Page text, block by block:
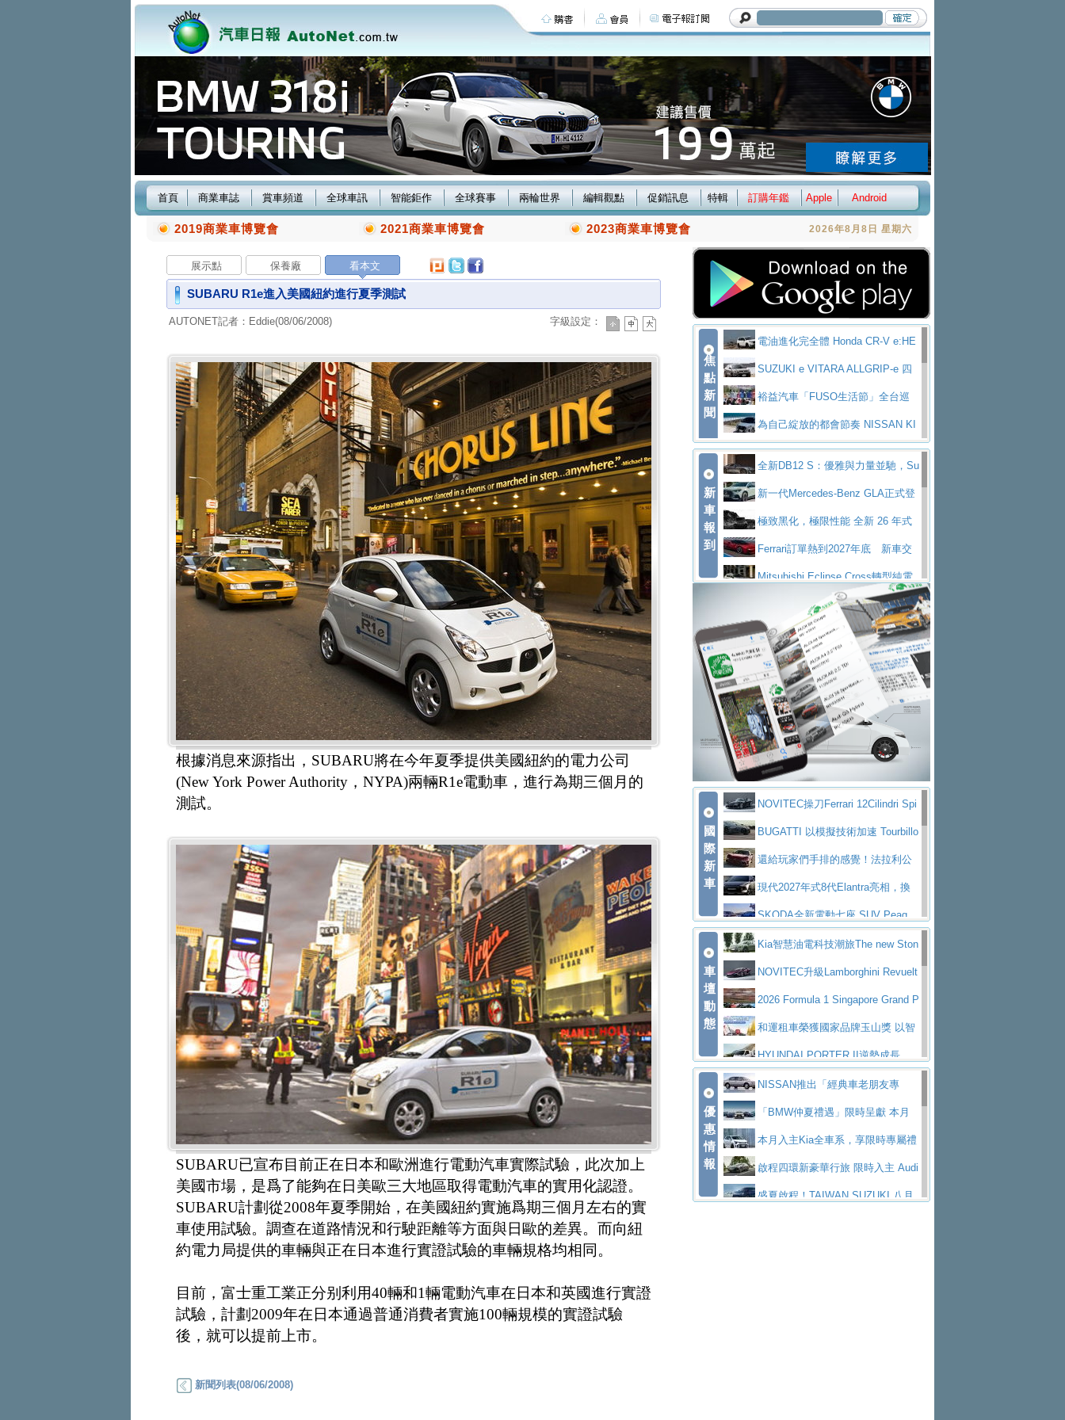
首頁 商業車誌 賞車頻道 全球車訊 智能鉅作 全球賽事 兩輪世界 編輯觀點 促銷訊息 特輯 訂購年鑑 Apple Android
2019商業車博覽會 2021商業車博覽會 2023商業車博覽會 2026年8月8日 星期六
展示點 保養廠 看本文
SUBARU R1e進入美國紐約進行夏季測試
AUTONET記者：Eddie(08/06/2008) 字級設定：
根據消息來源指出，SUBARU將在今年夏季提供美國紐約的電力公司
(New York Power Authority，NYPA)兩輛R1e電動車，進行為期三個月的
測試。
SUBARU已宣布目前正在日本和歐洲進行電動汽車實際試驗，此次加上
美國市場，是爲了能夠在日美歐三大地區取得電動汽車的實用化認證。
SUBARU計劃從2008年夏季開始，在美國紐約實施爲期三個月左右的實
車使用試驗。調查在道路情況和行駛距離等方面與日歐的差異。而向紐
約電力局提供的車輛與正在日本進行實證試驗的車輛規格均相同。
目前，富士重工業正分别利用40輛和1輛電動汽車在日本和英國進行實證
試驗，計劃2009年在日本通過普通消費者實施100輛規模的實證試驗
後，就可以提前上市。
新聞列表(08/06/2008)
焦
點
新
聞
電油進化完全體 Honda CR-V e:HE
V PrestigeSUZUKI e VITARA ALLGRIP-e 四
驅精神的純電新詮釋
裕益汽車「FUSO生活節」全台巡
迴 結合生活體驗、交通安全與購車優惠
為自己綻放的都會節奏 NISSAN KI
CKS SAKURA為品味獨具層峰買家打造的頂級座
駕，MAZDA CX-90 33T AWD Premium Ca
ptain Seat
EV
技的座駕! Ford Territory中型油電休旅
SO Super Great今日在台登場，結合先進安
ntis四品牌經銷權，全新多品牌旗艦展示中
心開幕啟用
屏東特搜大隊再添新利器 SITRAK
救助器材車買氣不衰、SUZUKI經銷商勇於開啟
全新大店，新北都鈴木占地500坪土城旗艦
展示中心開幕
2025第七屆ISUZU運轉職人挑戰賽
熱血登場 展現極致車技與專業職人精神
H2GP世界總決賽圓滿落幕 台灣團
隊表現精彩淨零減碳指標性應用 純電動水泥預
拌車 消防車除了滅火裝備還需要什麼？
一探SITRAK “準” 消防車的究竟
大益金龍初試啼聲，汽柴油5噸貨車
不是對手正宗年鑑2025年全球自動車年鑑1月
下旬問世！2024第六屆ISUZU運轉職人挑戰賽
首度前進南台灣熱烈開戰
豪華電能休旅新星 Audi Q4 Sportba
ck 55 e-tron S lineScania Taiwan 逆風而行，加深力
道投資布局
新
車
報
到
全新DB12 S：優雅與力量並馳，Su
per Tourer的顛峰之作
新一代Mercedes-Benz GLA正式登
場 續航最高657公里、支援320kW快充
極致黑化，極限性能 全新 26 年式
DEFENDER OCTA BLACK 限量登台
Ferrari訂單熱到2027年底 新車交
付至少得等一年以上
Mitsubishi Eclipse Cross轉型純電
休旅 87kWh電池續航超過600公里
全新BMW 318i Touring豪華旅行車
全台限量200台 進化現型
不等零關稅的紅利，Jeep品牌今日
起展開首批車交車
Volvo EX60 即將叩關，靜肅性、底
盤與數位介面搶先揭露
Audi Q9 將於 2026 年底上市 旗艦
大型 SUV 鎖定七人座豪華市場
BMW攜手漫威電影【蜘蛛人：重生
日】 Skoda 發表全新 Peaq 內裝：七人
座純電旗艦 SUV，行李廂最大可達 935 公
升
全新純電 Mercedes-Benz C 400 4
MATIC Electric 登場
奢華與科技大躍進，MAZDA全新3
代CX-5全方位進化提前亮相並展開預售94.9
萬起
馬自達公布 2027 年式 MX-5 更
新，新增 Yakudo 特別版
Skoda Peaq 發表全新電動動力系
統 最長續航逾 640 公里、支援雙向供電
BMW M2 首度導入 xDrive 四驅，
美國與瑞士需求成關鍵推手
The all-new T-Roc 魅力 自成焦點
Maserati GT2 Stradale「Tribute to
MC12」全球首度亮相
迎接 RANGE ROVER 品牌家族第
五位成員 全新 RANGE ROVER GT 預告登
場
造型華麗時尚、科技座艙再進化，P
eugeot 208小改款發表上市94.8萬起
國
際
新
車
NOVITEC操刀Ferrari 12Cilindri Spi
der 碳纖維空力、鍛造輪圈與Inconel排氣
上身
BUGATTI 以模擬技術加速 Tourbillo
n 動態開發還給玩家們手排的感覺！法拉利公
布12Cilidri Manaule手排超跑產品細節
現代2027年式8代Elantra亮相，換
裝更銳利的造型、更先進的資訊娛樂系統及
更高效的動力
SKODA全新電動七座 SUV Peaq
問世，擁有品牌史上最寬敞且豪華的座艙
AUDI推出首款高性能油電超跑Nuvo
lari，0到100公里加速2.6秒、極速350公里
／小時
百年三叉戟傳奇再啟程 Maserati 重
返 1000 Miglia 傳承競速榮耀
法拉利首款純電跑車Luce亮相，最
大馬力超過1000匹並具備530公里最大續航
里程
小車大空間、座艙科技更先進，SK
ODA發表全新純電跨界休旅Eipq祭平民化車
價89萬起
賓士AMG.EA專屬平台首作，Merc
edes-AMG 全新GT 4-Door Coupe全球首發
福斯推出首款GTI純電性能掀背ID.
Polo GTI，擁有226匹馬力和零百加速 6.8
秒的實力
Jaguar 公布四門 GT車款正式車名
為JAGUAR TYPE 01
終於跟上進度，LEXUS發表首款三
排六座純電旗艦休旅 TZ
有錢也買不到的Golf R！福斯打造
全新Golf R 24h賽車將挑戰紐柏林24小時耐
SKODA公布全新小型純電跨界休旅
車
壇
動
態
Kia智慧油電科技潮旅The new Ston
ic 1-7月累計銷量創歷史新高
NOVITEC升級Lamborghini Revuelt
o 綜效輸出增至1,048匹
2026 Formula 1 Singapore Grand P
rix 新加坡大獎賽 Audi 極速之旅開放報名
和運租車榮獲國家品牌玉山獎 以智
慧移動與綠能創新
HYUNDAI PORTER II逆勢成長，
勇奪中型貨車銷售冠軍
父親節霸氣獻禮！PGO 威力125 最
低入手價 $60,900 起 省油ｘ安全ｘ大空間
陪爸爸輕鬆
福斯商旅挺頭家 推出「德系質感 精
算圓夢」專案yundai推出AllDayEnergy能源服
務 讓電動車化身行動儲能系統
NISSAN X-TRAIL 上市首月銷量
躋身同級前3名Toyota歐洲純電車銷量翻倍 2026
優
惠
情
報
NISSAN推出「經典車老朋友專
案」 以匠人精神煥新珍品座駕
「BMW仲夏禮遇」限時呈獻 本月
入主即享尊榮豪華五星假期 多元優購方案
同步實施
本月入主Kia全車系，享限時專屬禮
遇 啟程四環新豪華行旅 限時入主 Audi
A6 旗艦陣容 低月付5,888元起及3 年乙式險
盛夏啟程！TAIWAN SUZUKI 八月